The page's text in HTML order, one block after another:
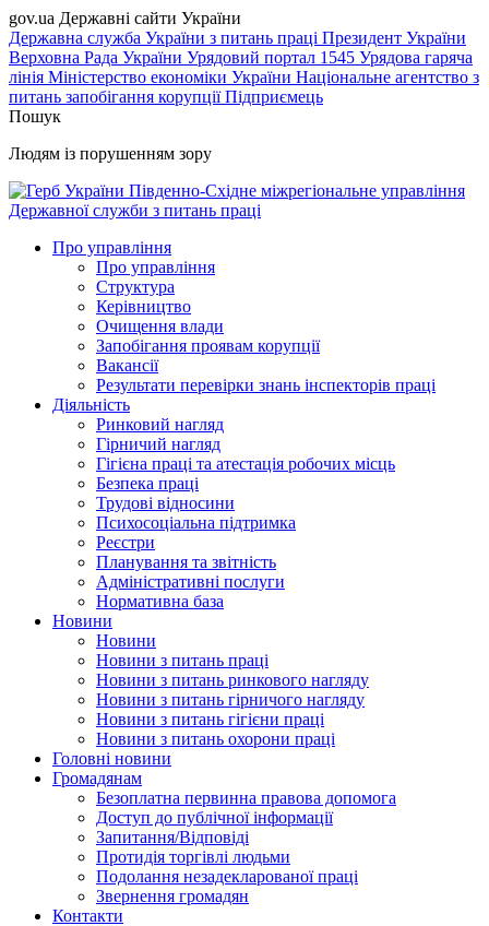
gov.ua Державні сайти України
Державна служба України з питань праці Президент України
Верховна Рада України Урядовий портал 1545 Урядова гаряча
лінія Міністерство економіки України Національне агентство з
питань запобігання корупціїПідприємець
Пошук
Людям із порушенням зору
Південно-Східне міжрегіональне управління
Державної служби з питань праці
Про управління
Про управління
Структура
Керівництво
Очищення влади
Запобігання проявам корупції
Вакансії
Результати перевірки знань інспекторів праці
Діяльність
Ринковий нагляд
Гірничий нагляд
Гігієна праці та атестація робочих місць
Безпека праці
Трудові відносини
Психосоціальна підтримка
Реєстри
Планування та звітність
Адміністративні послуги
Нормативна база
Новини
Новини
Новини з питань праці
Новини з питань ринкового нагляду
Новини з питань гірничого нагляду
Новини з питань гігієни праці
Новини з питань охорони праці
Головні новини
Громадянам
Безоплатна первинна правова допомога
Доступ до публічної інформації
Запитання/Відповіді
Протидія торгівлі людьми
Подолання незадекларованої праці
Звернення громадян
Контакти